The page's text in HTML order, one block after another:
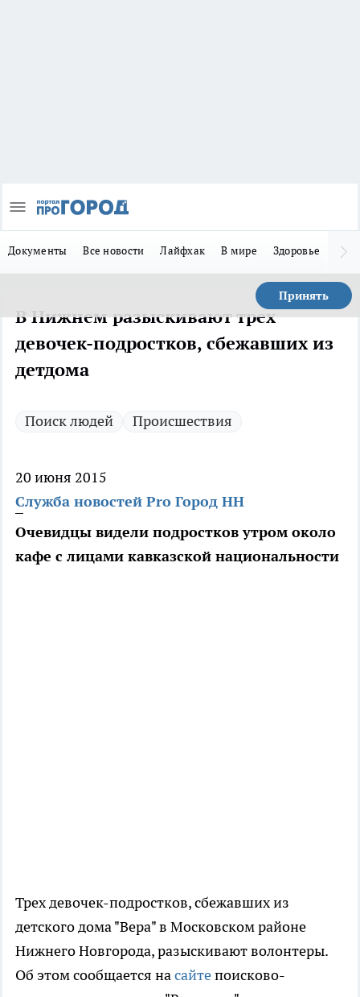
Документы Все новости Лайфхак В мире Здоровье
Принять
В Нижнем разыскивают трех
девочек-подростков, сбежавших из
детдома
Поиск людей Происшествия
20 июня 2015
Служба новостей Pro Город НН
Очевидцы видели подростков утром около
кафе с лицами кавказской национальности
Трех девочек-подростков, сбежавших из
детского дома "Вера" в Московском районе
Нижнего Новгорода, разыскивают волонтеры.
Об этом сообщается насайтепоисково-